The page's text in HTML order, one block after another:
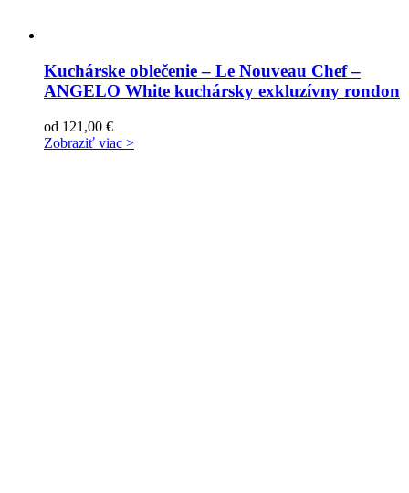
Kuchárske oblečenie – Le Nouveau Chef –
ANGELO White kuchársky exkluzívny rondon
od 121,00 €
Zobraziť viac >